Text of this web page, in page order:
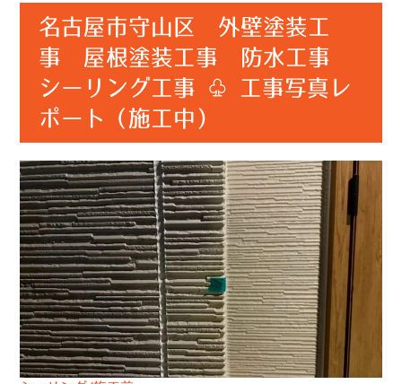
名古屋市守山区 外壁塗装工
事 屋根塗装工事 防水工事
シーリング工事 ♧ 工事写真レ
ポート（施工中）